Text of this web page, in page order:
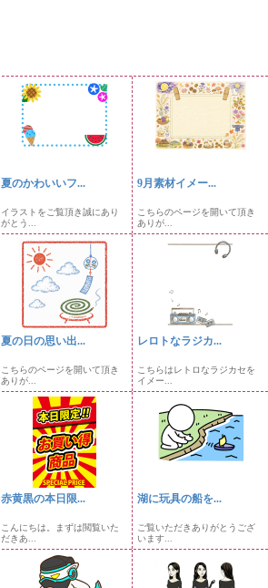
夏のかわいいフ...
イラストをご覧頂き誠にあり
がとう...
9月素材イメー...
こちらのページを開いて頂き
ありが...
夏の日の思い出...
こちらのページを開いて頂き
ありが...
レロトなラジカ...
こちらはレトロなラジカセを
イメー...
赤黄黒の本日限...
こんにちは。まずは閲覧いた
だきあ...
湖に玩具の船を...
ご覧いただきありがとうござ
います...